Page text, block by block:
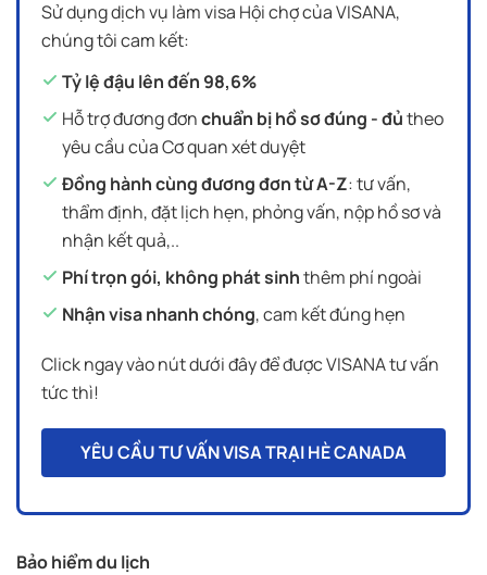
Sử dụng dịch vụ làm visa Hội chợ của VISANA,
chúng tôi cam kết:
Tỷ lệ đậu lên đến 98,6%
Hỗ trợ đương đơnchuẩn bị hồ sơ đúng - đủtheo
yêu cầu của Cơ quan xét duyệt
Đồng hành cùng đương đơn từ A-Z: tư vấn,
thẩm định, đặt lịch hẹn, phỏng vấn, nộp hồ sơ và
nhận kết quả,..
Phí trọn gói, không phát sinhthêm phí ngoài
Nhận visa nhanh chóng, cam kết đúng hẹn
Click ngay vào nút dưới đây để được VISANA tư vấn
tức thì!
YÊU CẦU TƯ VẤN VISA TRẠI HÈ CANADA
Bảo hiểm du lịch